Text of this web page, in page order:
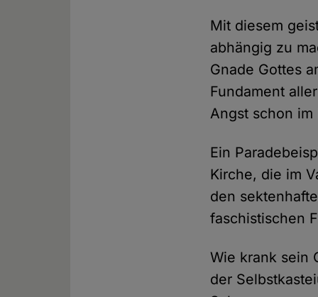
Mit diesem
abhängig zu
Gnade Gottes
Fundament
Angst schon im
Ein
Kirche, die im
den
faschistischen
Wie krank sein
der